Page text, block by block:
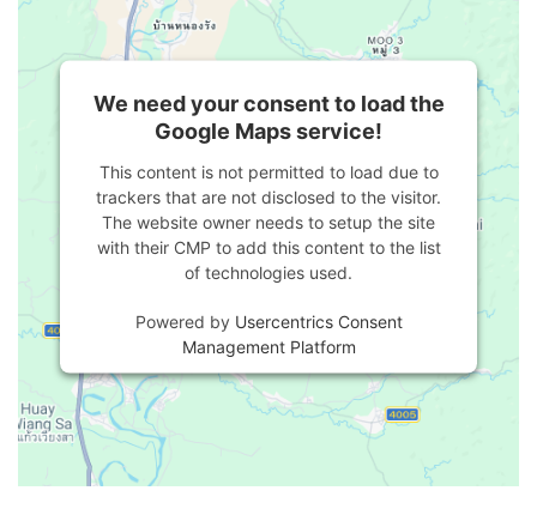
We need your consent to load the
Google Maps service!
This content is not permitted to load due to
trackers that are not disclosed to the visitor.
The website owner needs to setup the site
with their CMP to add this content to the list
of technologies used.
Powered by Usercentrics Consent
Management Platform